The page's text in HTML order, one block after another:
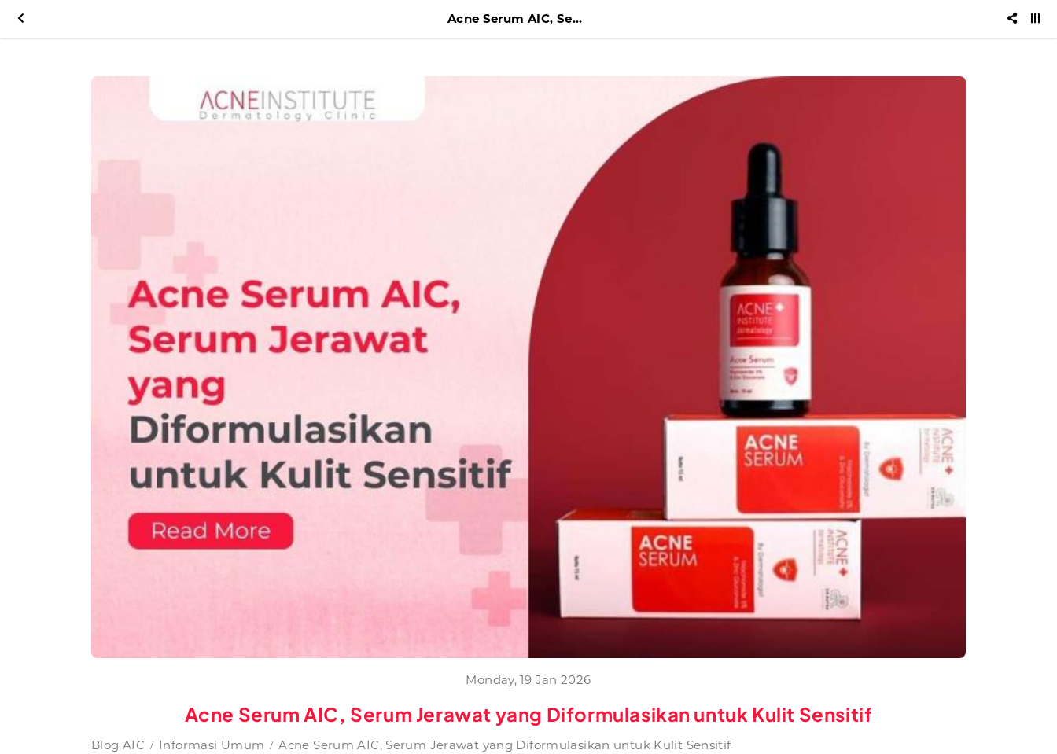
Acne Serum AIC, Serum Jerawat yang Diformulasikan untuk Kulit Sensitif
Monday, 19 Jan 2026
Acne Serum AIC, Serum Jerawat yang Diformulasikan untuk Kulit Sensitif
Blog AIC Informasi Umum Acne Serum AIC, Serum Jerawat yang Diformulasikan untuk Kulit Sensitif